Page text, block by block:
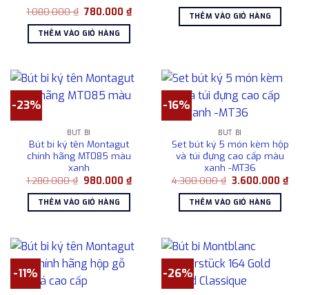
1.080.000₫ Giá
là:
1.080.000 ₫.
780.000₫Giá
THÊM VÀO GIỎ HÀNG
là:
2.150.000 ₫.
THÊM VÀO GIỎ HÀNG
-23%
BÚT BI
Bút bi ký tên Montagut
chính hãng MT085 màu
xanh
1.280.000₫ Giá
là:
1.280.000 ₫.
980.000₫Giá
hiện
980.000 ₫.
THÊM VÀO GIỎ HÀNG
-16%
BÚT BI
Set bút ký 5 món kèm hộp
và túi đựng cao cấp màu
xanh -MT36
4.300.000₫ Giá
là:
4.300.000 ₫.
3.600.000₫Giá
hiện
THÊM VÀO GIỎ HÀNG
-11% -26%